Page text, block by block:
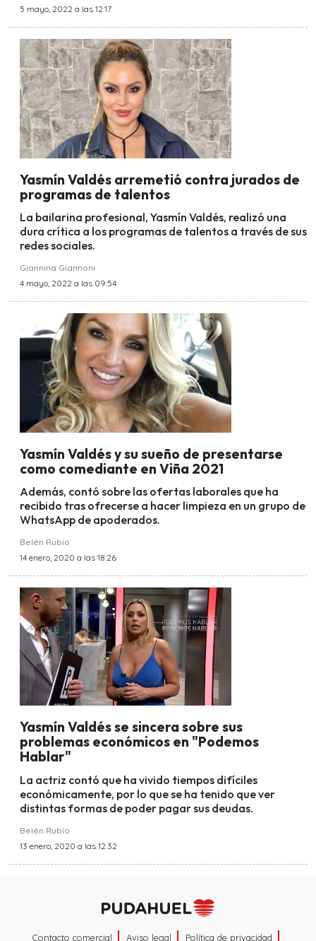
5 mayo, 2022 a las 12:17
Yasmín Valdés arremetió contra jurados de
programas de talentos
La bailarina profesional, Yasmín Valdés, realizó una
dura crítica a los programas de talentos a través de sus
redes sociales.
Giannina Giannoni
4 mayo, 2022 a las 09:54
Yasmín Valdés y su sueño de presentarse
como comediante en Viña 2021
Además, contó sobre las ofertas laborales que ha
recibido tras ofrecerse a hacer limpieza en un grupo de
WhatsApp de apoderados.
Belén Rubio
14 enero, 2020 a las 18:26
Yasmín Valdés se sincera sobre sus
problemas económicos en "Podemos
Hablar"
La actriz contó que ha vivido tiempos difíciles
económicamente, por lo que se ha tenido que ver
distintas formas de poder pagar sus deudas.
Belén Rubio
13 enero, 2020 a las 12:32
Contacto comercial Aviso legal Política de privacidad